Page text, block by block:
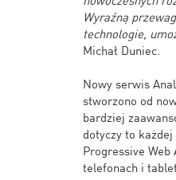
Wyraźną
technologie,
Michał Duniec.
Nowy serwis
stworzono od
bardziej
dotyczy to
Progressive
telefonach i